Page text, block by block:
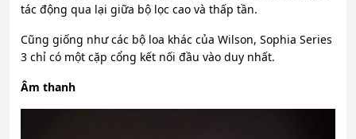
tác động qua lại giữa bộ lọc cao và thấp tần.
Cũng giống như các bộ loa khác của Wilson, Sophia Series
3 chỉ có một cặp cổng kết nối đầu vào duy nhất.
Âm thanh